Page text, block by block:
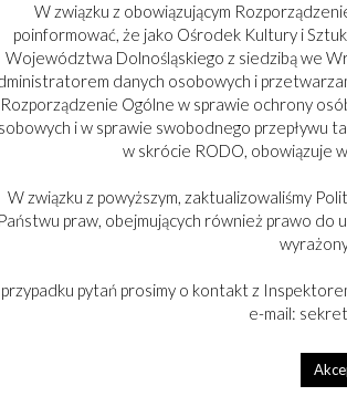
W związku z obowiązującym
poinformować, że jako Ośrodek Kultury i
Województwa Dolnośląskiego z siedzibą we
danych osobowych i
Rozporządzenie Ogólne w sprawie ochrony
i w sprawie swobodnego przepływu
w skrócie RODO, obowiązuje
W związku z powyższym, zaktualizowaliśmy
Państwu praw, obejmujących również prawo do
pytań prosimy o kontakt z
e-mail: